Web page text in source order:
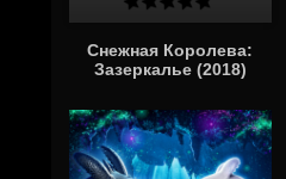
Снежная Королева:
Зазеркалье (2018)